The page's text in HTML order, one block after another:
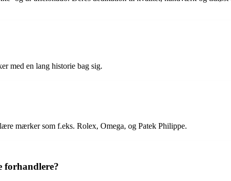
med en lang historie bag sig.
mærker som f.eks. Rolex, Omega, og Patek Philippe.
forhandlere?